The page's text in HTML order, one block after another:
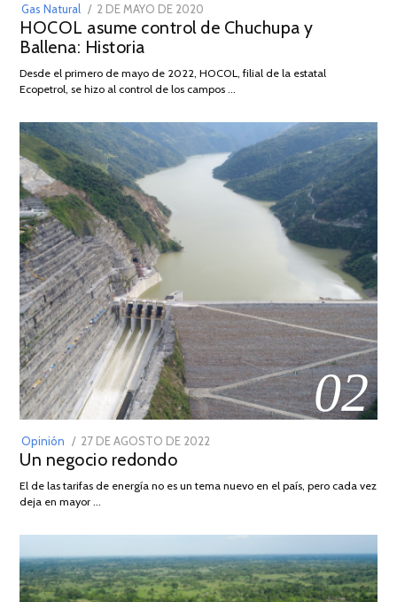
Gas Natural
POSTED
ON
2 DE MAYO DE 2020
DE
2026
HOCOL asume control de Chuchupa y
Ballena: Historia
Desde el primero de mayo de 2022, HOCOL, filial de la estatal
Ecopetrol, se hizo al control de los campos …
02
Opinión
POSTED
ON
27 DE AGOSTO DE 2022
DE
Un negocio redondo
El de las tarifas de energía no es un tema nuevo en el país, pero cada vez
deja en mayor …